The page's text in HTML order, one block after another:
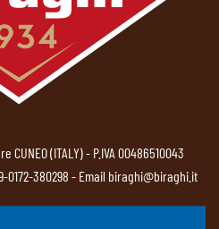
CUNEO (ITALY) - P.IVA 00486510043
0172-380298 - Email biraghi@biraghi.it